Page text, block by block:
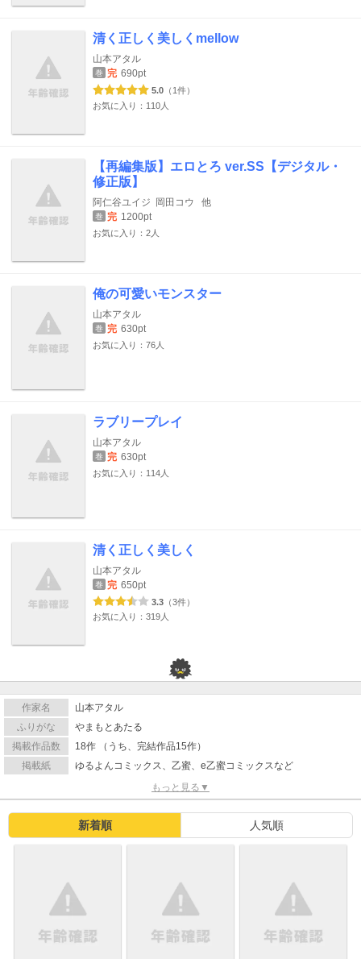
清く正しく美しくmellow
山本アタル
巻 完 690pt
5.0 （1件）
お気に入り：110人
【再編集版】エロとろ ver.SS【デジタル・
修正版】
阿仁谷ユイジ 岡田コウ 他
巻 完 1200pt
お気に入り：2人
俺の可愛いモンスター
山本アタル
巻 完 630pt
お気に入り：76人
ラブリープレイ
山本アタル
巻 完 630pt
お気に入り：114人
清く正しく美しく
山本アタル
巻 完 650pt
3.3 （3件）
お気に入り：319人
作家名
山本アタル
ふりがな
やまもとあたる
掲載作品数
18作 （うち、完結作品15作）
掲載紙
ゆるよんコミックス、乙蜜、e乙蜜コミックスなど
もっと見る▼
新着順 人気順